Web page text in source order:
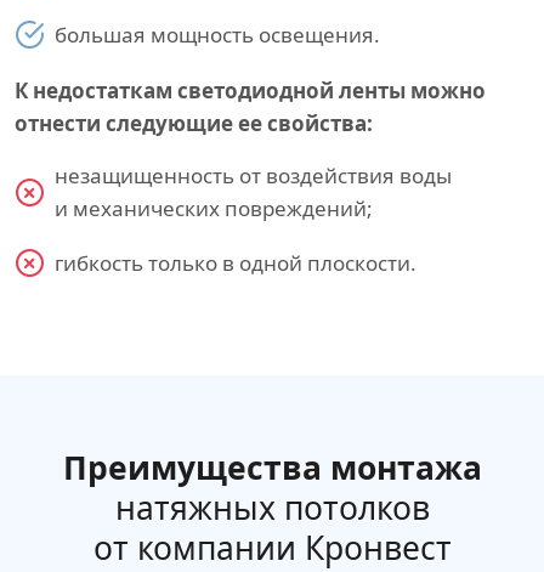
большая мощность освещения.
К недостаткам светодиодной ленты можно
отнести следующие ее свойства:
незащищенность от воздействия воды
и механических повреждений;
гибкость только в одной плоскости.
Преимущества монтажа
натяжных потолков
от компании Кронвест